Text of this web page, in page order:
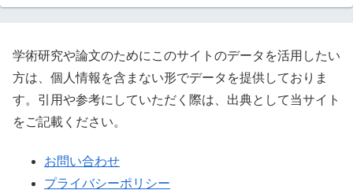
学術研究や論文のためにこのサイトのデータを活用したい
方は、個人情報を含まない形でデータを提供しておりま
す。引用や参考にしていただく際は、出典として当サイト
をご記載ください。
お問い合わせ
プライバシーポリシー